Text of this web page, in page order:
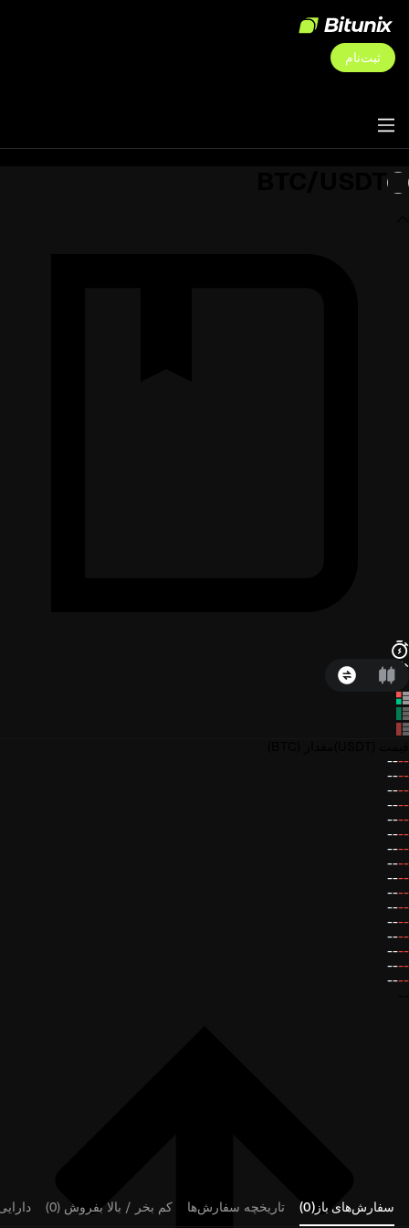
ثبت‌نام
--
--
--
--
--
--
--
--
--
--
--
--
--
--
--
--
--
--
--
--
--
--
--
--
--
--
--
--
--
--
--
--
سفارش‌های باز(0) تاریخچه سفارش‌ها کم بخر / بالا بفروش (0)